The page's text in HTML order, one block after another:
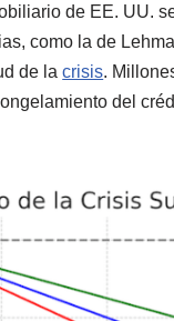
de EE. UU.
como la de
de lacrisis.
del